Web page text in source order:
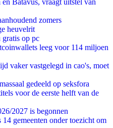
Batavus, vraagt uitstel van
zomers
heuvelrit
op pc
leeg voor 114 miljoen
vaker vastgelegd in cao's, moet
gedeeld op seksfora
voor de eerste helft van de
2027 is begonnen
gemeenten onder toezicht om